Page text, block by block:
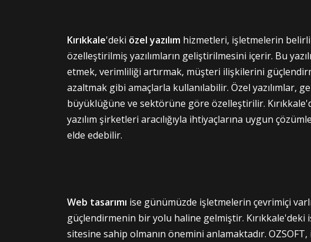
Kırıkkale'deki özel yazılım hizmetleri, işletmelerin belirli
özelleştirilmiş yazılımların geliştirilmesini içerir. Bu
etmek, verimliliği artırmak, müşteri ilişkilerini
azaltmak gibi amaçlarla kullanılabilir. Özel yazılımlar,
büyüklüğüne ve sektörüne göre özelleştirilir.
yazılım şirketleri aracılığıyla ihtiyaçlarına uygun
elde edebilir.
Web tasarımı ise günümüzde işletmelerin çevrimiçi
güçlendirmenin bir yolu haline gelmiştir.
sitesine sahip olmanın önemini anlamaktadır. OZSOFT,